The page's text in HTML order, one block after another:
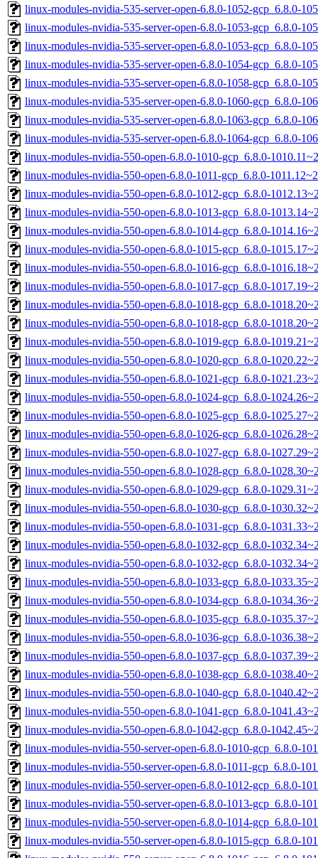
linux-modules-nvidia-535-server-open-6.8.0-1052-gcp_6.8.0-
linux-modules-nvidia-535-server-open-6.8.0-1053-gcp_6.8.0-
linux-modules-nvidia-535-server-open-6.8.0-1053-gcp_6.8.0-
linux-modules-nvidia-535-server-open-6.8.0-1054-gcp_6.8.0-
linux-modules-nvidia-535-server-open-6.8.0-1058-gcp_6.8.0-
linux-modules-nvidia-535-server-open-6.8.0-1060-gcp_6.8.0-
linux-modules-nvidia-535-server-open-6.8.0-1063-gcp_6.8.0-
linux-modules-nvidia-535-server-open-6.8.0-1064-gcp_6.8.0-
linux-modules-nvidia-550-open-6.8.0-1010-gcp_6.8.0-
linux-modules-nvidia-550-open-6.8.0-1011-gcp_6.8.0-
linux-modules-nvidia-550-open-6.8.0-1012-gcp_6.8.0-
linux-modules-nvidia-550-open-6.8.0-1013-gcp_6.8.0-
linux-modules-nvidia-550-open-6.8.0-1014-gcp_6.8.0-
linux-modules-nvidia-550-open-6.8.0-1015-gcp_6.8.0-
linux-modules-nvidia-550-open-6.8.0-1016-gcp_6.8.0-
linux-modules-nvidia-550-open-6.8.0-1017-gcp_6.8.0-
linux-modules-nvidia-550-open-6.8.0-1018-gcp_6.8.0-
linux-modules-nvidia-550-open-6.8.0-1018-gcp_6.8.0-
linux-modules-nvidia-550-open-6.8.0-1019-gcp_6.8.0-
linux-modules-nvidia-550-open-6.8.0-1020-gcp_6.8.0-
linux-modules-nvidia-550-open-6.8.0-1021-gcp_6.8.0-
linux-modules-nvidia-550-open-6.8.0-1024-gcp_6.8.0-
linux-modules-nvidia-550-open-6.8.0-1025-gcp_6.8.0-
linux-modules-nvidia-550-open-6.8.0-1026-gcp_6.8.0-
linux-modules-nvidia-550-open-6.8.0-1027-gcp_6.8.0-
linux-modules-nvidia-550-open-6.8.0-1028-gcp_6.8.0-
linux-modules-nvidia-550-open-6.8.0-1029-gcp_6.8.0-
linux-modules-nvidia-550-open-6.8.0-1030-gcp_6.8.0-
linux-modules-nvidia-550-open-6.8.0-1031-gcp_6.8.0-
linux-modules-nvidia-550-open-6.8.0-1032-gcp_6.8.0-
linux-modules-nvidia-550-open-6.8.0-1032-gcp_6.8.0-
linux-modules-nvidia-550-open-6.8.0-1033-gcp_6.8.0-
linux-modules-nvidia-550-open-6.8.0-1034-gcp_6.8.0-
linux-modules-nvidia-550-open-6.8.0-1035-gcp_6.8.0-
linux-modules-nvidia-550-open-6.8.0-1036-gcp_6.8.0-
linux-modules-nvidia-550-open-6.8.0-1037-gcp_6.8.0-
linux-modules-nvidia-550-open-6.8.0-1038-gcp_6.8.0-
linux-modules-nvidia-550-open-6.8.0-1040-gcp_6.8.0-
linux-modules-nvidia-550-open-6.8.0-1041-gcp_6.8.0-
linux-modules-nvidia-550-open-6.8.0-1042-gcp_6.8.0-
linux-modules-nvidia-550-server-open-6.8.0-1010-gcp_6.8.0-
linux-modules-nvidia-550-server-open-6.8.0-1011-gcp_6.8.0-
linux-modules-nvidia-550-server-open-6.8.0-1012-gcp_6.8.0-
linux-modules-nvidia-550-server-open-6.8.0-1013-gcp_6.8.0-
linux-modules-nvidia-550-server-open-6.8.0-1014-gcp_6.8.0-
linux-modules-nvidia-550-server-open-6.8.0-1015-gcp_6.8.0-